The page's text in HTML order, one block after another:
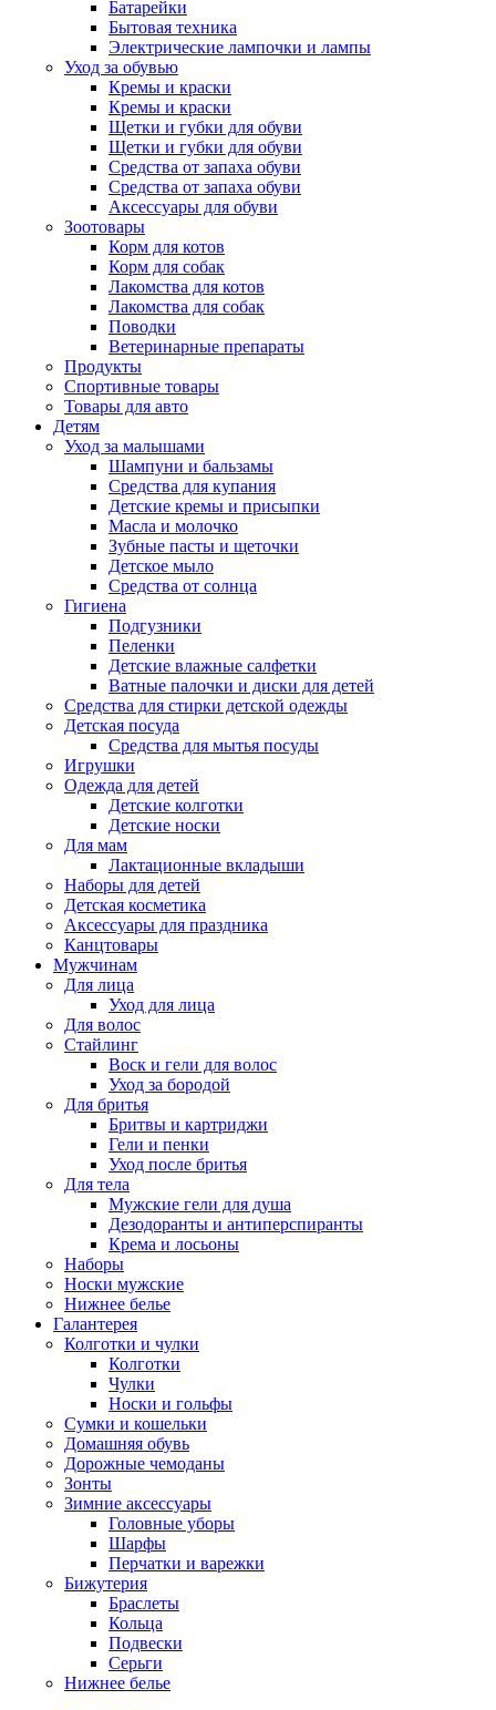
Батарейки
Бытовая техника
Электрические лампочки и лампы
Уход за обувью
Кремы и краски
Кремы и краски
Щетки и губки для обуви
Щетки и губки для обуви
Средства от запаха обуви
Средства от запаха обуви
Аксессуары для обуви
Зоотовары
Корм для котов
Корм для собак
Лакомства для котов
Лакомства для собак
Поводки
Ветеринарные препараты
Продукты
Спортивные товары
Товары для авто
Детям
Уход за малышами
Шампуни и бальзамы
Средства для купания
Детские кремы и присыпки
Масла и молочко
Зубные пасты и щеточки
Детское мыло
Средства от солнца
Гигиена
Подгузники
Пеленки
Детские влажные салфетки
Ватные палочки и диски для детей
Средства для стирки детской одежды
Детская посуда
Средства для мытья посуды
Игрушки
Одежда для детей
Детские колготки
Детские носки
Для мам
Лактационные вкладыши
Наборы для детей
Детская косметика
Аксессуары для праздника
Канцтовары
Мужчинам
Для лица
Уход для лица
Для волос
Стайлинг
Воск и гели для волос
Уход за бородой
Для бритья
Бритвы и картриджи
Гели и пенки
Уход после бритья
Для тела
Мужские гели для душа
Дезодоранты и антиперспиранты
Крема и лосьоны
Наборы
Носки мужские
Нижнее белье
Галантерея
Колготки и чулки
Колготки
Чулки
Носки и гольфы
Сумки и кошельки
Домашняя обувь
Дорожные чемоданы
Зонты
Зимние аксессуары
Головные уборы
Шарфы
Перчатки и варежки
Бижутерия
Браслеты
Кольца
Подвески
Серьги
Нижнее белье